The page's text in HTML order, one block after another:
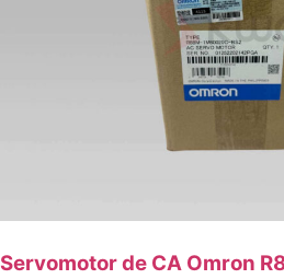
Servomotor de CA Omron